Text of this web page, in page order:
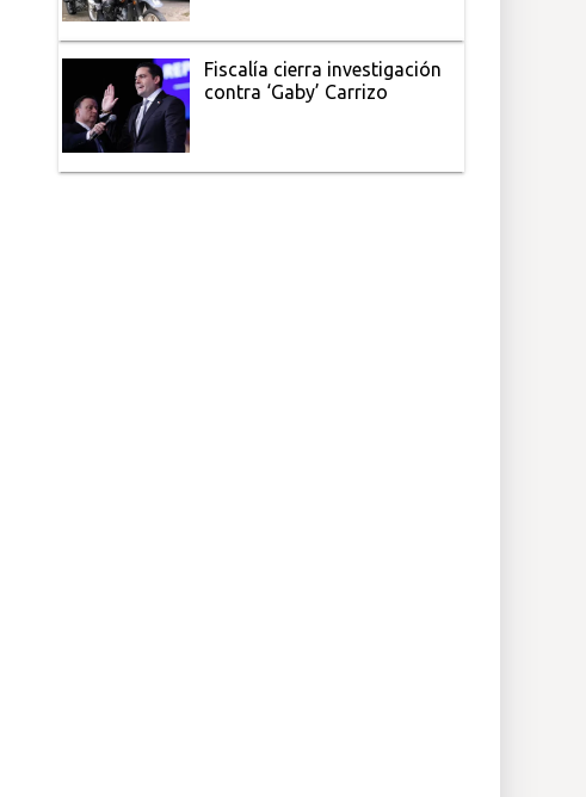
Fiscalía cierra investigación
contra ‘Gaby’ Carrizo